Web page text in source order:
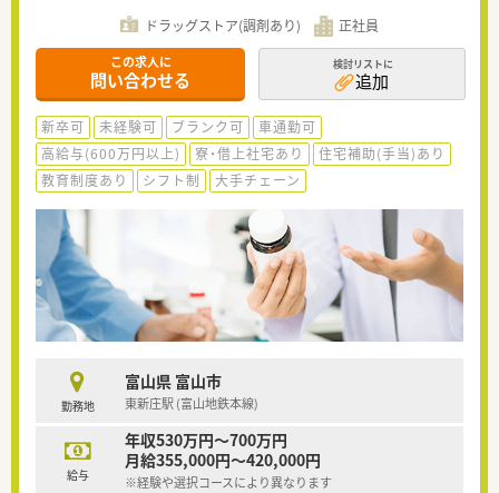
ドラッグストア(調剤あり) 正社員
この求人に
問い合わせる
検討リストに
追加
新卒可 未経験可 ブランク可
車通勤可
高給与(600万円以上)
寮・借上社宅あり
住宅補助(手当)あり
教育制度あり
シフト制 大手チェーン
勤務地
富山県 富山市
東新庄駅 (富山地鉄本線)
給与
年収530万円～700万円
月給355,000円～420,000円
※経験や選択コースにより異なります